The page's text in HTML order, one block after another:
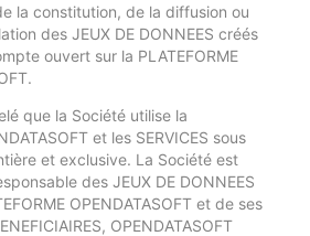
la constitution, de la diffusion ou
des JEUX DE DONNEES créés
ouvert sur la PLATEFORME
que la Société utilise la
et les SERVICES sous
et exclusive. La Société est
des JEUX DE DONNEES
OPENDATASOFT et de ses
OPENDATASOFT